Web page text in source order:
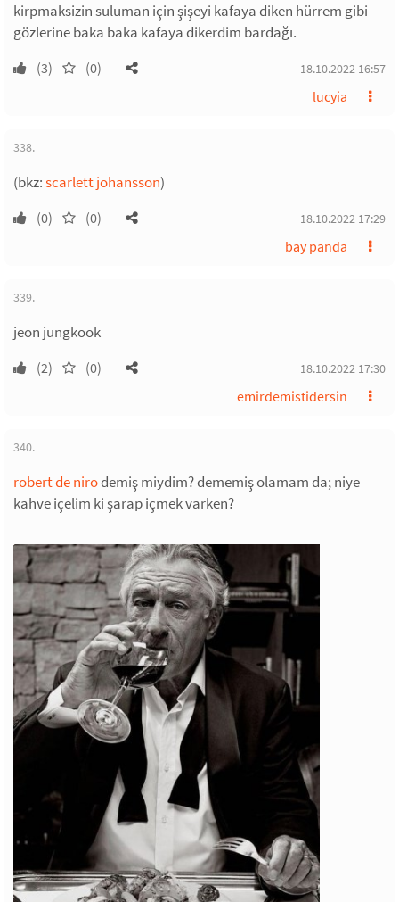
kirpmaksizin suluman için şişeyi kafaya diken hürrem gibi
gözlerine baka baka kafaya dikerdim bardağı.
(3) (0) 18.10.2022 16:57
lucyia
338.
(bkz:scarlett johansson)
(0) (0) 18.10.2022 17:29
bay panda
339.
jeon jungkook
(2) (0) 18.10.2022 17:30
emirdemistidersin
340.
robert de nirodemiş miydim? dememiş olamam da; niye
kahve içelim ki şarap içmek varken?